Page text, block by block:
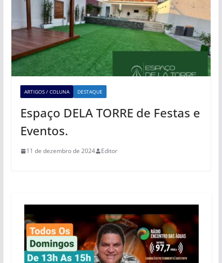
ARTIGOS / COLUNA DESTAQUE
Espaço DELA TORRE de Festas e
Eventos.
11 de dezembro de 2024 Editor